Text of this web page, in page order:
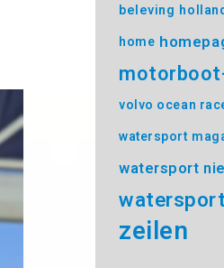
beleving
home
volvo ocean
watersport
watersport
zeilen